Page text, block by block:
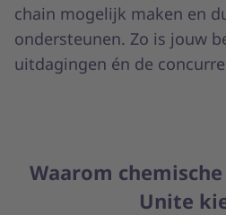
chain mogelijk maken en
ondersteunen. Zo is jouw
uitdagingen én de
Waarom
Unite